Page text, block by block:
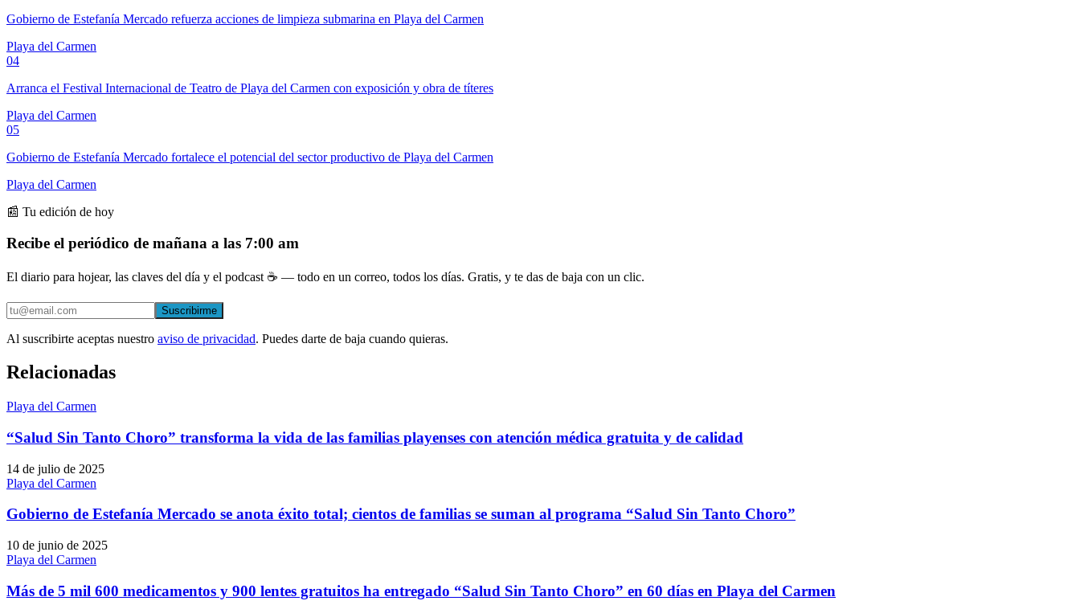
Gobierno de Estefanía Mercado refuerza acciones de limpieza submarina en Playa del Carmen
Playa del Carmen
04
Arranca el Festival Internacional de Teatro de Playa del Carmen con exposición y obra de títeres
Playa del Carmen
05
Gobierno de Estefanía Mercado fortalece el potencial del sector productivo de Playa del Carmen
Playa del Carmen
📰 Tu edición de hoy
Recibe el periódico de mañana a las 7:00 am
El diario para hojear, las claves del día y el podcast ☕ — todo en un correo, todos los días. Gratis, y te das de baja con un clic.
Suscribirme
Al suscribirte aceptas nuestro aviso de privacidad. Puedes darte de baja cuando quieras.
Relacionadas
Playa del Carmen
“Salud Sin Tanto Choro” transforma la vida de las familias playenses con atención médica gratuita y de calidad
14 de julio de 2025
Playa del Carmen
Gobierno de Estefanía Mercado se anota éxito total; cientos de familias se suman al programa “Salud Sin Tanto Choro”
10 de junio de 2025
Playa del Carmen
Más de 5 mil 600 medicamentos y 900 lentes gratuitos ha entregado “Salud Sin Tanto Choro” en 60 días en Playa del Carmen